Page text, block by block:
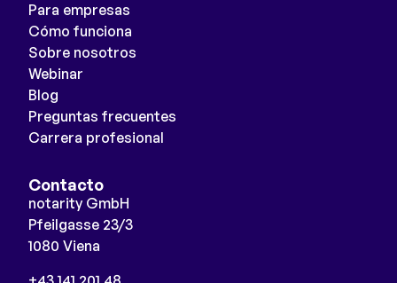
Para empresas
Cómo funciona
Sobre nosotros
Webinar
Blog
Preguntas frecuentes
Carrera profesional
Contacto
notarity GmbH
Pfeilgasse 23/3
1080 Viena